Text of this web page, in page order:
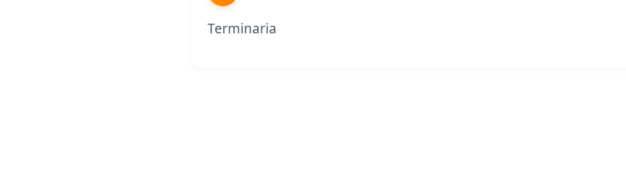
Terminaria